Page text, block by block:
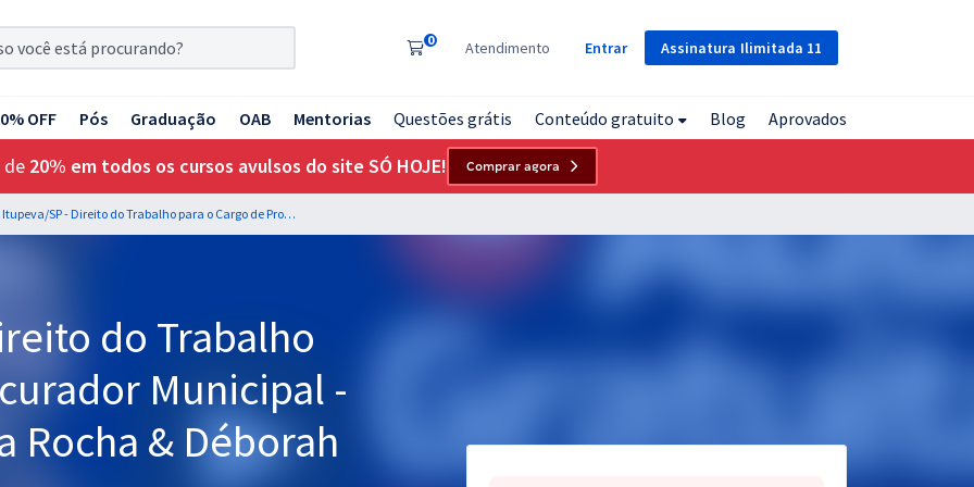
Assinatura Ilimitada 11
0 Atendimento Entrar
OFF Pós Graduação OAB Mentorias Questões grátis Conteúdo gratuito Blog Aprovados
de 20% em todos os cursos avulsos do site SÓ HOJE! Comprar agora
PGM Itupeva/SP - Direito do Trabalho para o Cargo de Procurador Municipal - Professora Fernanda Rocha & Déborah Paiva (Pós-Edital)
do Trabalho
Municipal -
Rocha & Déborah